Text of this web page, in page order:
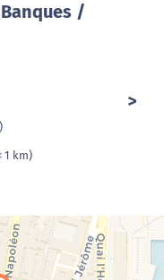
/
1 km)